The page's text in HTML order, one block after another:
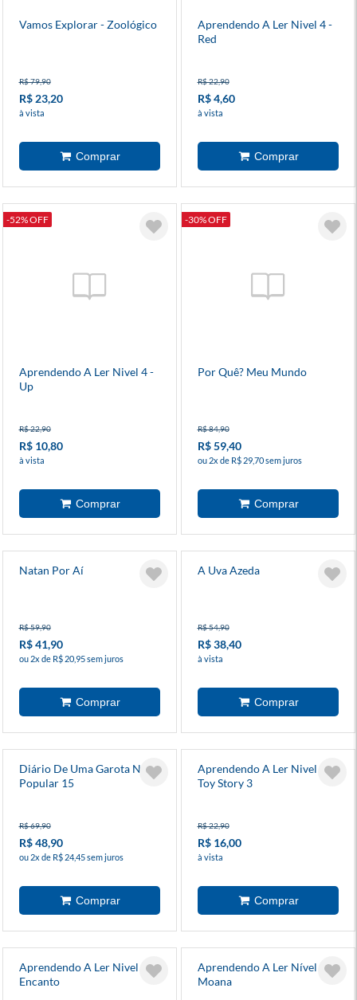
Vamos Explorar - Zoológico
R$ 79,90
R$ 23,20
à vista
Aprendendo A Ler Nivel 4 -
Red
R$ 22,90
R$ 4,60
à vista
-52% OFF
Aprendendo A Ler Nivel 4 -
Up
R$ 22,90
R$ 10,80
à vista
-30% OFF
Por Quê? Meu Mundo
R$ 84,90
R$ 59,40
ou 2x de R$ 29,70 sem juros
Natan Por Aí
R$ 59,90
R$ 41,90
ou 2x de R$ 20,95 sem juros
A Uva Azeda
R$ 54,90
R$ 38,40
à vista
Diário De Uma Garota Nada
Popular 15
R$ 69,90
R$ 48,90
ou 2x de R$ 24,45 sem juros
Aprendendo A Ler Nivel 2 -
Toy Story 3
R$ 22,90
R$ 16,00
à vista
Aprendendo A Ler Nivel 3 -
Encanto
Aprendendo A Ler Nível 3 -
Moana